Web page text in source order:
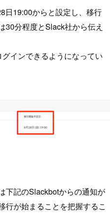
日19:00からと設定し、移行
30分程度とSlack社から伝え
グインできるようになってい
下記のSlackbotからの通知が
行が始まることを把握するこ